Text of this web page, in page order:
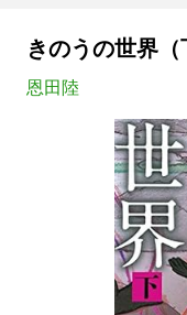
きのうの世界
恩田陸